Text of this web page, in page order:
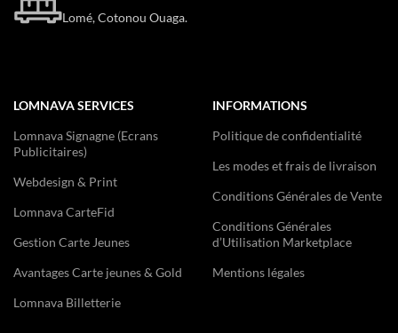
Lomé, Cotonou Ouaga.
LOMNAVA SERVICES
Lomnava Signagne (Ecrans
Publicitaires)
Webdesign & Print
Lomnava CarteFid
Gestion Carte Jeunes
Avantages Carte jeunes & Gold
Lomnava Billetterie
INFORMATIONS
Politique de confidentialité
Les modes et frais de livraison
Conditions Générales de Vente
Conditions Générales
d’Utilisation Marketplace
Mentions légales